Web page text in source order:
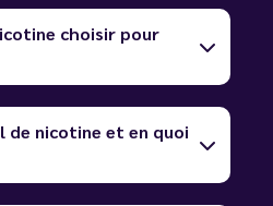
choisir pour
de nicotine et en quoi